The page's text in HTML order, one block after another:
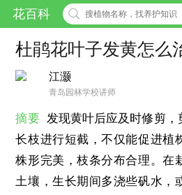
花百科
杜鹃花叶子发黄怎么
江灏
青岛园林学校讲师
摘要 发现黄叶后应及时修剪
长枝进行短截，不仅能促进植
株形完美，枝条分布合理。在
土壤，生长期间多浇些矾水，